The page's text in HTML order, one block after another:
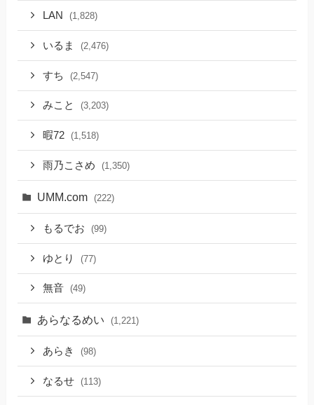
LAN (1,828)
いるま (2,476)
すち (2,547)
みこと (3,203)
暇72 (1,518)
雨乃こさめ (1,350)
UMM.com (222)
もるでお (99)
ゆとり (77)
無音 (49)
あらなるめい (1,221)
あらき (98)
なるせ (113)